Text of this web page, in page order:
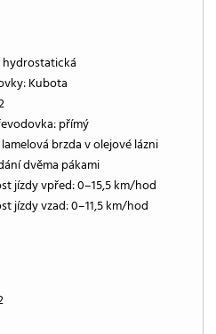
Kubota
přímý
brzda v olejové lázni
dvěma pákami
jízdy vpřed: 0–15,5 km/hod
jízdy vzad: 0–11,5 km/hod